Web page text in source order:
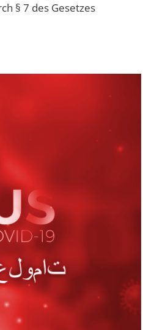
§ 7 des Gesetzes